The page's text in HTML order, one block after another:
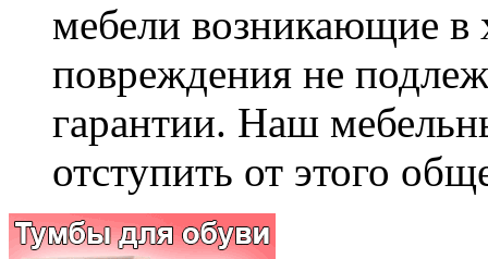
мебели возникающие в
повреждения не
гарантии. Наш
отступить от этого